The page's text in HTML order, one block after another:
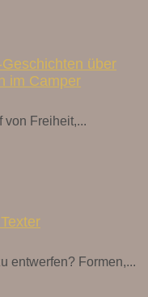
über
im Camper
von Freiheit,...
entwerfen? Formen,...